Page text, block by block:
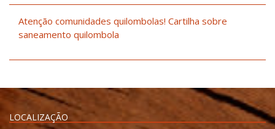
Atenção comunidades quilombolas! Cartilha sobre
saneamento quilombola
LOCALIZAÇÃO